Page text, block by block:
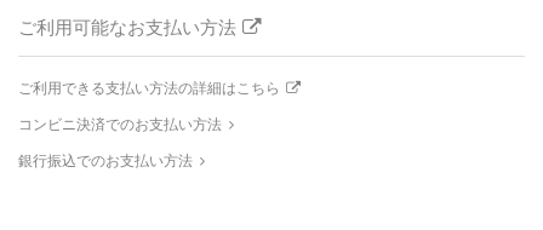
ご利用可能なお支払い方法
ご利用できる支払い方法の詳細はこちら
コンビニ決済でのお支払い方法
銀行振込でのお支払い方法